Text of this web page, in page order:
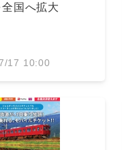
国へ拡大
17 10:00